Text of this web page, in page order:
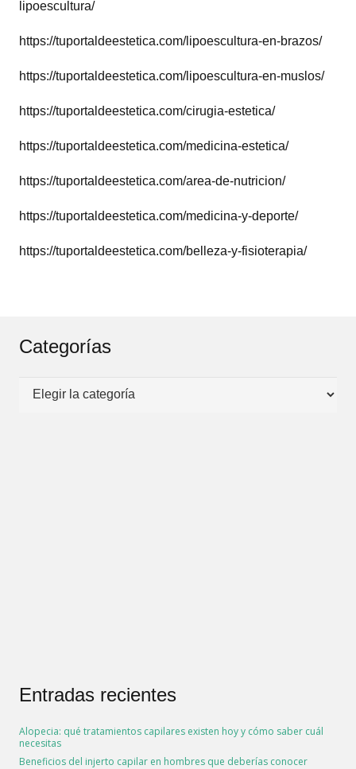
lipoescultura/
https://tuportaldeestetica.com/lipoescultura-en-brazos/
https://tuportaldeestetica.com/lipoescultura-en-muslos/
https://tuportaldeestetica.com/cirugia-estetica/
https://tuportaldeestetica.com/medicina-estetica/
https://tuportaldeestetica.com/area-de-nutricion/
https://tuportaldeestetica.com/medicina-y-deporte/
https://tuportaldeestetica.com/belleza-y-fisioterapia/
Categorías
Categorías
Entradas recientes
Alopecia: qué tratamientos capilares existen hoy y cómo saber cuál
necesitas
Beneficios del injerto capilar en hombres que deberías conocer